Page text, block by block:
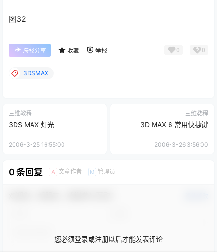
图32
海报分享 收藏 举报 0 0
3DSMAX
三维教程
3DS MAX 灯光
2006-3-25 16:55:00
三维教程
3D MAX 6 常用快捷键
2006-3-26 3:56:00
0 条回复 A 文章作者 M 管理员
您必须登录或注册以后才能发表评论